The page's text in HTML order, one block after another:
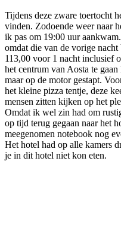
Tijdens deze zware toertocht
vinden. Zodoende weer naar
ik pas om 19:00 uur
omdat die van de vorige
113,00 voor 1 nacht inclusief
het centrum van Aosta te
maar op de motor gestapt.
het kleine pizza tentje, deze
mensen zitten kijken op het
Omdat ik wel zin had om
op tijd terug gegaan naar het
meegenomen notebook nog
Het hotel had op alle kamers
je in dit hotel niet kon eten.